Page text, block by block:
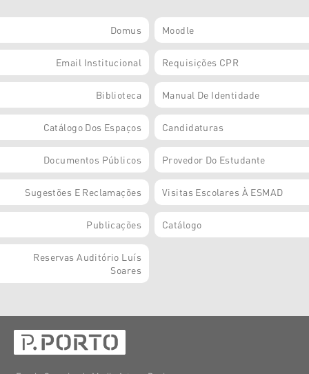
Domus Moodle
Email Institucional Requisições CPR
Biblioteca Manual De Identidade
Catálogo Dos Espaços Candidaturas
Documentos Públicos Provedor Do Estudante
Sugestões E Reclamações Visitas Escolares À ESMAD
Publicações Catálogo
Reservas Auditório Luís
Soares